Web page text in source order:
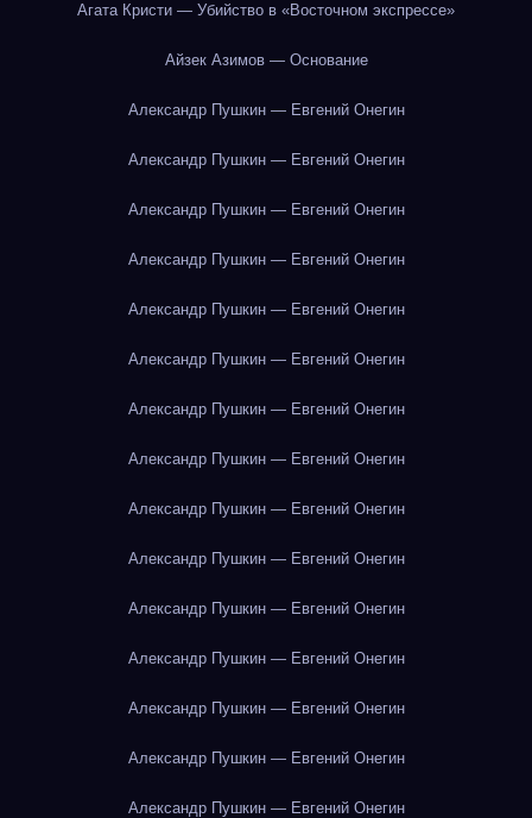
Агата Кристи — Убийство в «Восточном экспрессе»
Айзек Азимов — Основание
Александр Пушкин — Евгений Онегин
Александр Пушкин — Евгений Онегин
Александр Пушкин — Евгений Онегин
Александр Пушкин — Евгений Онегин
Александр Пушкин — Евгений Онегин
Александр Пушкин — Евгений Онегин
Александр Пушкин — Евгений Онегин
Александр Пушкин — Евгений Онегин
Александр Пушкин — Евгений Онегин
Александр Пушкин — Евгений Онегин
Александр Пушкин — Евгений Онегин
Александр Пушкин — Евгений Онегин
Александр Пушкин — Евгений Онегин
Александр Пушкин — Евгений Онегин
Александр Пушкин — Евгений Онегин